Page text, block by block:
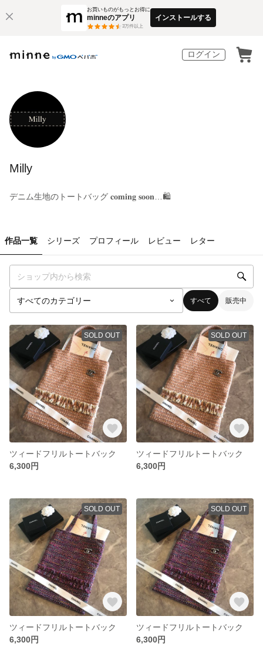
お買いものがもっとお得に
minneのアプリ
3万件以上
インストールする
ログイン
Milly
デニム生地のトートバッグ 𝐜𝐨𝐦𝐢𝐧𝐠 𝐬𝐨𝐨𝐧…🛍️
作品一覧 シリーズ プロフィール レビュー レター
すべて 販売中
SOLD OUT
ツィードフリルトートバック
6,300円
SOLD OUT
ツィードフリルトートバック
6,300円
SOLD OUT
ツィードフリルトートバック
6,300円
SOLD OUT
ツィードフリルトートバック
6,300円